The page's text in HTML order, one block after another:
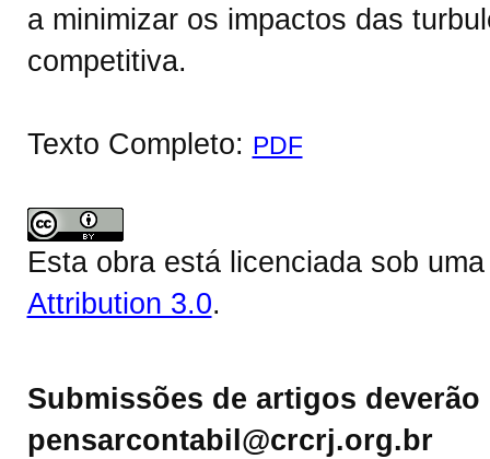
a minimizar os impactos das
competitiva.
Texto Completo: PDF
Esta obra está licenciada sob
Attribution 3.0.
Submissões de artigos
pensarcontabil@crcrj.org.br